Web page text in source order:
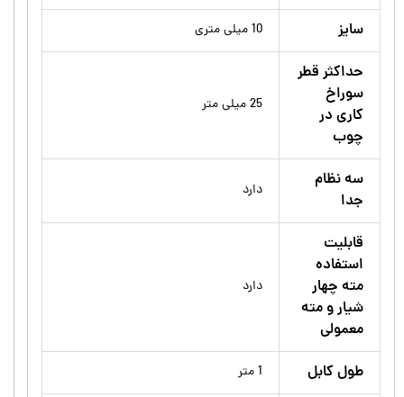
سایز 10 میلی متری
حداکثر قطر
سوراخ
کاری در
چوب
25 میلی متر
سه نظام
جدا
دارد
قابلیت
استفاده
مته چهار
شیار و مته
معمولی
دارد
طول کابل 1 متر